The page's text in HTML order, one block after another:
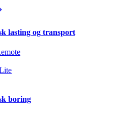
lasting og transport
boring